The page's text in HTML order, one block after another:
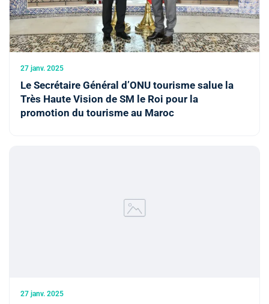
27 janv. 2025
Le Secrétaire Général d’ONU tourisme salue la
Très Haute Vision de SM le Roi pour la
promotion du tourisme au Maroc
27 janv. 2025